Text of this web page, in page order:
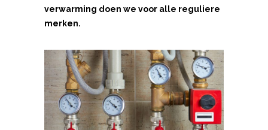
verwarming doen we voor alle reguliere
merken.